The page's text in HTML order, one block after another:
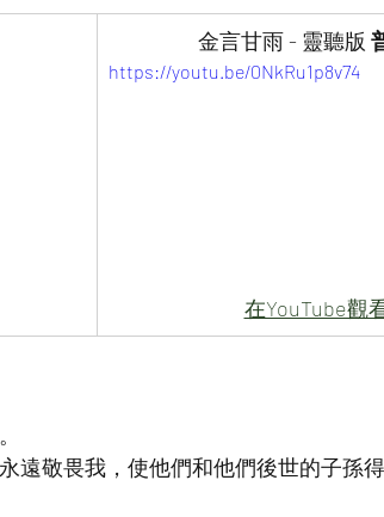
金言甘雨 - 靈聽版
https://youtu.be/0NkRu1p8v74
在YouTube觀
遠敬畏我，使他們和他們後世的子孫得